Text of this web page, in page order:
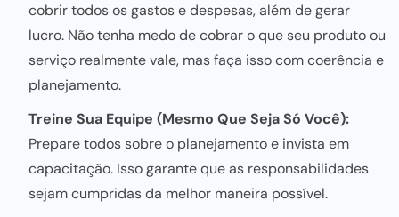
cobrir todos os gastos e despesas, além de gerar
lucro. Não tenha medo de cobrar o que seu produto ou
serviço realmente vale, mas faça isso com coerência e
planejamento.
Treine Sua Equipe (Mesmo Que Seja Só Você):
Prepare todos sobre o planejamento e invista em
capacitação. Isso garante que as responsabilidades
sejam cumpridas da melhor maneira possível.